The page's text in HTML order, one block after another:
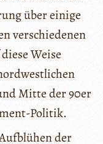
über einige
verschiedenen
Weise
Mitte der 90er
Politik.
der